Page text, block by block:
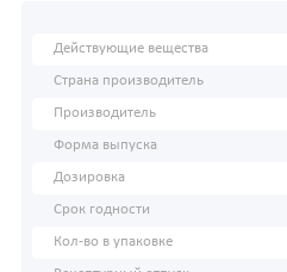
Действующие вещества
Страна производитель
Производитель
Форма выпуска
Дозировка
Срок годности
Кол-во в упаковке